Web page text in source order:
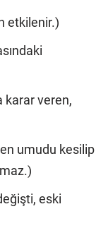
etkilenir.)
karar veren,
umudu kesilip
eski